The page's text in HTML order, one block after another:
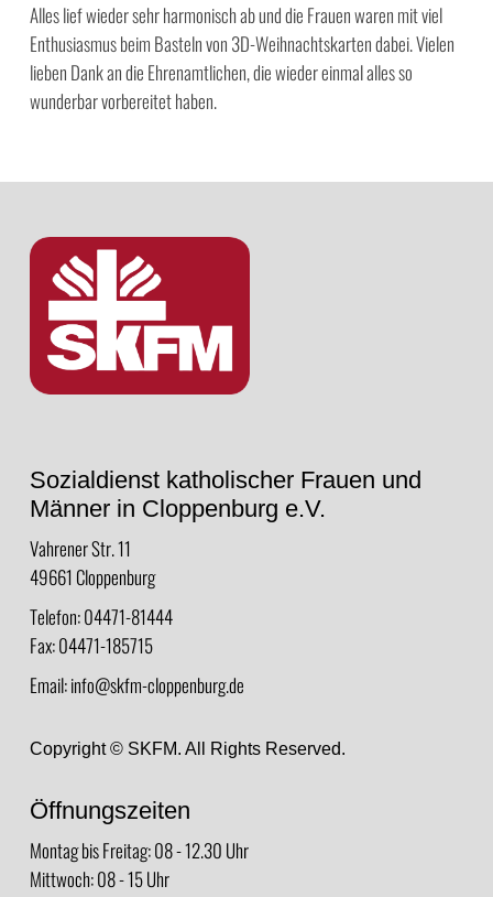
Alles lief wieder sehr harmonisch ab und die Frauen waren mit viel
Enthusiasmus beim Basteln von 3D-Weihnachtskarten dabei. Vielen
lieben Dank an die Ehrenamtlichen, die wieder einmal alles so
wunderbar vorbereitet haben.
Sozialdienst katholischer Frauen und
Männer in Cloppenburg e.V.
Vahrener Str. 11
49661 Cloppenburg
Telefon: 04471-81444
Fax: 04471-185715
Email:info@skfm-cloppenburg.de
Copyright © SKFM. All Rights Reserved.
Öffnungszeiten
Montag bis Freitag: 08 - 12.30 Uhr
Mittwoch: 08 - 15 Uhr